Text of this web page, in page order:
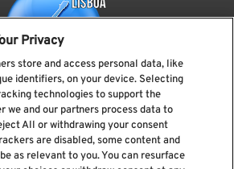
a nossa newsletter
Privacy
store and access personal data, like
identifiers, on your device. Selecting
technologies to support the
we and our partners process data to
All or withdrawing your consent
are disabled, some content and
as relevant to you. You can resurface